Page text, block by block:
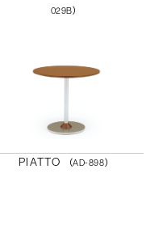
029B）
PIATTO （AD-898）